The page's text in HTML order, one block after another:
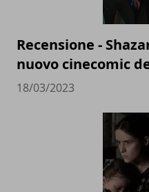
Recensione -
nuovo cinecomic
18/03/2023